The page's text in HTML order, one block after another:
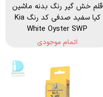
قلم خش گیر رنگ بدنه ماشین
کیا سفید صدفی کد رنگ Kia
White Oyster SWP
اتمام موجودی